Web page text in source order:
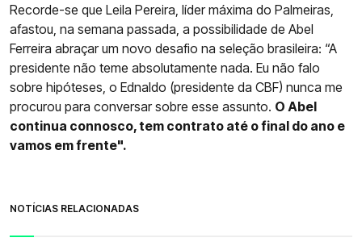
Recorde-se que Leila Pereira, líder máxima do Palmeiras,
afastou, na semana passada, a possibilidade de Abel
Ferreira abraçar um novo desafio na seleção brasileira: “A
presidente não teme absolutamente nada. Eu não falo
sobre hipóteses, o Ednaldo (presidente da CBF) nunca me
procurou para conversar sobre esse assunto. O Abel
continua connosco, tem contrato até o final do ano e
vamos em frente".
NOTÍCIAS RELACIONADAS